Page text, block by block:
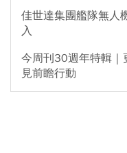
佳世達集團艦隊無人
入
今周刊30週年特輯｜
見前瞻行動